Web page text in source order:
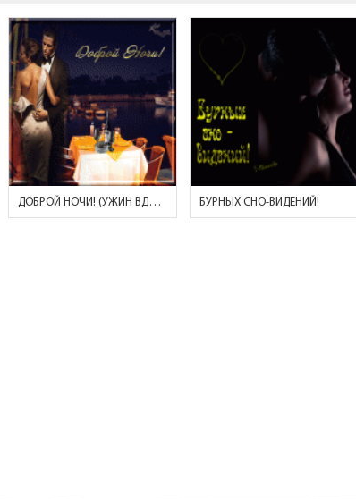
ДОБРОЙ НОЧИ! (УЖИН ВДОЕМ) БУРНЫХ СНО-ВИДЕНИЙ!